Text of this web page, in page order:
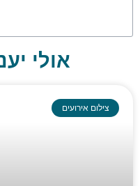
אולי
צילום אירועים